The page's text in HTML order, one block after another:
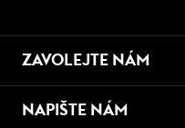
ZAVOLEJTE NÁM
NAPIŠTE NÁM